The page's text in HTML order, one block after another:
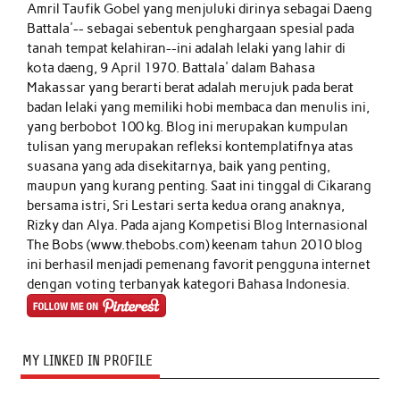
Amril Taufik Gobelyang menjuluki dirinya sebagai Daeng
Battala'-- sebagai sebentuk penghargaan spesial pada
tanah tempat kelahiran--ini adalah lelaki yang lahir di
kota daeng, 9 April 1970. Battala' dalam Bahasa
Makassar yang berarti berat adalah merujuk pada berat
badan lelaki yang memiliki hobi membaca dan menulis ini,
yang berbobot 100 kg. Blog ini merupakan kumpulan
tulisan yang merupakan refleksi kontemplatifnya atas
suasana yang ada disekitarnya, baik yang penting,
maupun yang kurang penting. Saat ini tinggal di Cikarang
bersama istri, Sri Lestari serta kedua orang anaknya,
Rizky dan Alya. Pada ajang Kompetisi Blog Internasional
The Bobs (www.thebobs.com) keenam tahun 2010 blog
ini berhasil menjadi pemenang favorit pengguna internet
dengan voting terbanyak kategori Bahasa Indonesia.
MY LINKED IN PROFILE